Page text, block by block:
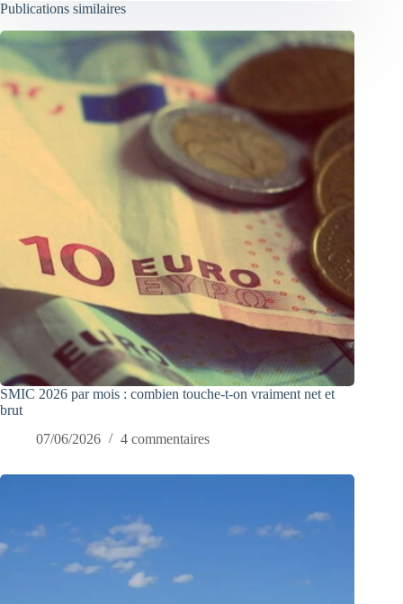
Publications similaires
SMIC 2026 par mois : combien touche-t-on vraiment net et
brut
07/06/2026
4 commentaires